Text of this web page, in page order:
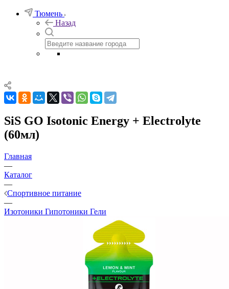
Тюмень
Назад
SiS GO Isotonic Energy + Electrolyte
(60мл)
Главная
—
Каталог
—
Спортивное питание
—
Изотоники Гипотоники Гели